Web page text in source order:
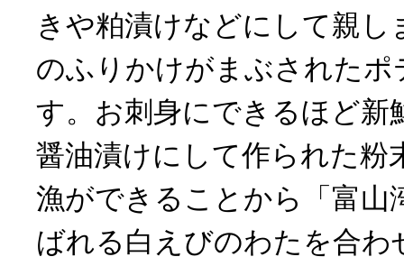
きや粕漬けなどにして親し
のふりかけがまぶされた
す。お刺身にできるほど新
醤油漬けにして作られた粉
漁ができることから「富山
ばれる白えびのわたを合わ